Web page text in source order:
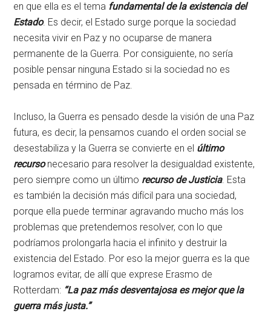
en que ella es el tema fundamental de la existencia del
Estado. Es decir, el Estado surge porque la sociedad
necesita vivir en Paz y no ocuparse de manera
permanente de la Guerra. Por consiguiente, no sería
posible pensar ninguna Estado si la sociedad no es
pensada en término de Paz.
Incluso, la Guerra es pensado desde la visión de una Paz
futura, es decir, la pensamos cuando el orden social se
desestabiliza y la Guerra se convierte en el último
recursonecesario para resolver la desigualdad existente,
pero siempre como un último recurso de Justicia. Esta
es también la decisión más difícil para una sociedad,
porque ella puede terminar agravando mucho más los
problemas que pretendemos resolver, con lo que
podríamos prolongarla hacia el infinito y destruir la
existencia del Estado. Por eso la mejor guerra es la que
logramos evitar, de allí que exprese Erasmo de
Rotterdam: “La paz más desventajosa es mejor que la
guerra más justa.”